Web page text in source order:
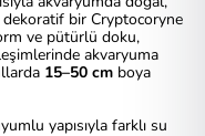
bir Cryptocoryne
ve pütürlü doku,
akvaryuma
15–50 cm boya
yapısıyla farklı su